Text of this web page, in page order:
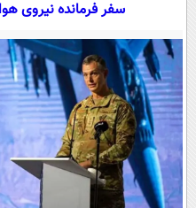
یک
سفر فرمانده نیروی